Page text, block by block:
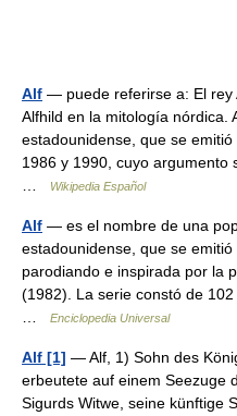
Alf — puede referirse a: El rey
Alfhild en la mitología nórdica.
estadounidense, que se
1986 y 1990, cuyo argumento
Wikipedia Español
Alf — es el nombre de una
estadounidense, que se
parodiando e inspirada por la
(1982). La serie constó de
Enciclopedia Universal
Alf [1] — Alf, 1) Sohn des
erbeutete auf einem Seezuge
Sigurds Witwe, seine künftige